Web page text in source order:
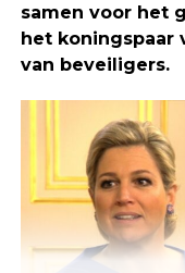
Deze methode
samen voor het
het koningspaar
van beveiligers.